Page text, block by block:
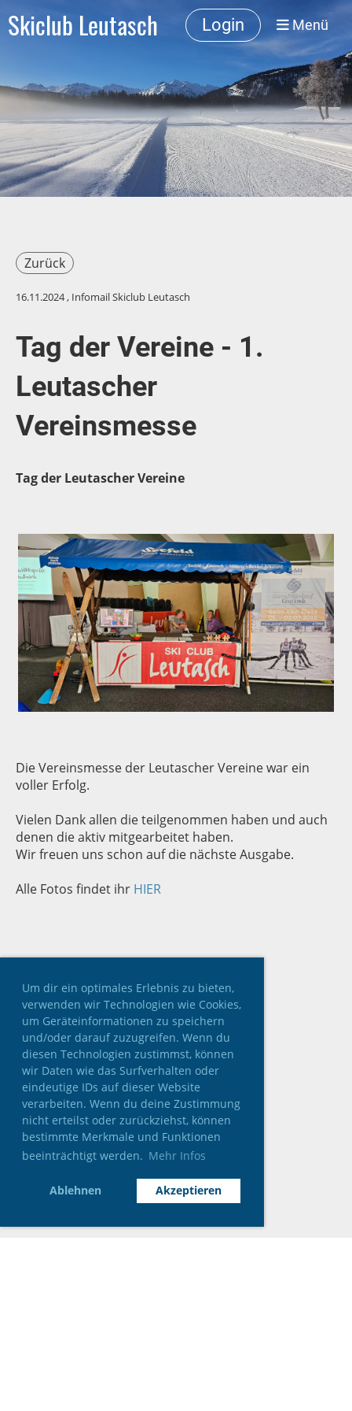
Um dir ein optimales Erlebnis zu bieten,
verwenden wir Technologien wie Cookies,
um Geräteinformationen zu speichern
und/oder darauf zuzugreifen. Wenn du
diesen Technologien zustimmst, können
wir Daten wie das Surfverhalten oder
eindeutige IDs auf dieser Website
verarbeiten. Wenn du deine Zustimmung
nicht erteilst oder zurückziehst, können
bestimmte Merkmale und Funktionen
beeinträchtigt werden. Mehr Infos
Ablehnen Akzeptieren
Skiclub Leutasch Login Menü
Zurück
16.11.2024, Infomail Skiclub Leutasch
Tag der Vereine - 1.
Leutascher
Vereinsmesse
Tag der Leutascher Vereine
Die Vereinsmesse der Leutascher Vereine war ein
voller Erfolg.
Vielen Dank allen die teilgenommen haben und auch
denen die aktiv mitgearbeitet haben.
Wir freuen uns schon auf die nächste Ausgabe.
Alle Fotos findet ihr HIER